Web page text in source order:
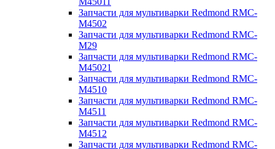
Запчасти для мультиварки Redmond RMC-
M4502
Запчасти для мультиварки Redmond RMC-
M29
Запчасти для мультиварки Redmond RMC-
M45021
Запчасти для мультиварки Redmond RMC-
M4510
Запчасти для мультиварки Redmond RMC-
M4511
Запчасти для мультиварки Redmond RMC-
M4512
Запчасти для мультиварки Redmond RMC-